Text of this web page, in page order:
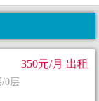
0层
350元/月 出租